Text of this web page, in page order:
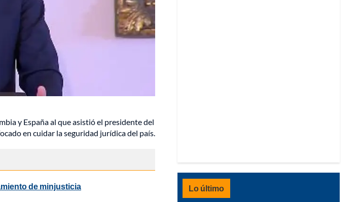
y España al que asistió el presidente del
en cuidar la seguridad jurídica del país.
de minjusticia Lo último